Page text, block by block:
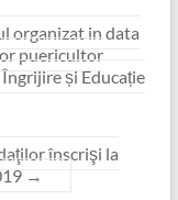
organizat in data
puericultor
și Educație
înscrişi la
→